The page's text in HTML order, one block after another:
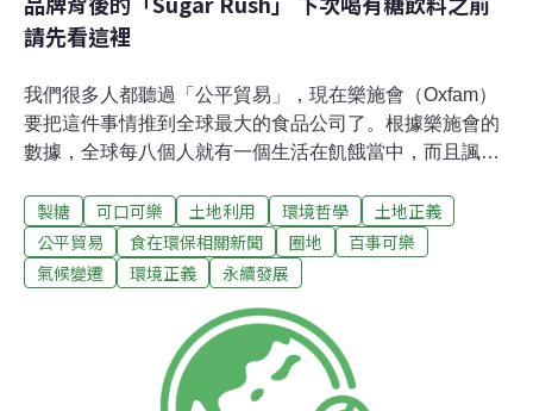
請先看這裡
我們很多人都聽過「公平貿易」，現在樂施會（Oxfam）
要把這件事情推到全球最大的食品公司了。根據樂施會的
數據，全球每八個人就有一個生活在飢餓當中，而且諷刺
會是全世界最大的公益團體之一，可惜台灣沒有。樂施會
目前正在推動「品牌背後」（Behind the Brands）的活
動，希望全世界最大的食品公司，能夠更正義地生產，不
要讓消費者成為剝削土地、婦女、小農的幫凶。更詳細的
說明報告可以參考這份pdf。品牌背後這個活動則是一個更
大的活動，名為GROW（糧食公義運動）。
製糖 可口可樂 土地利用 環境哲學
土地正義
公平貿易
食在環保相關新聞 圈地
百事可樂
氣候變遷
環境正義 永續發展